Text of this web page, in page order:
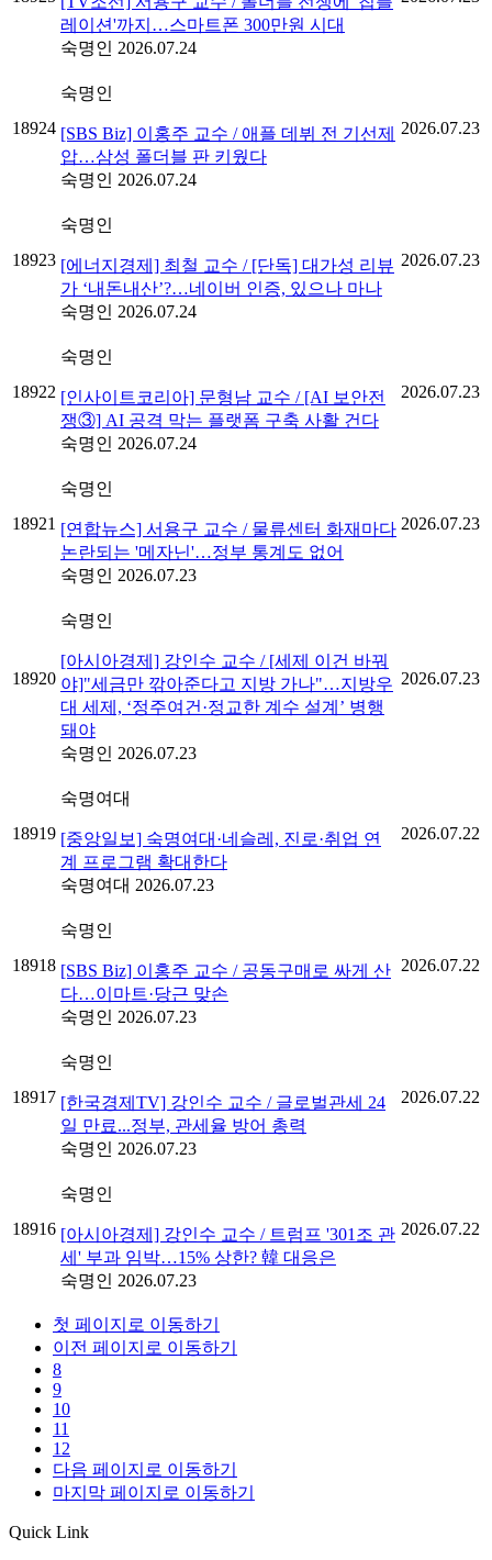
레이션'까지…스마트폰 300만원 시대
숙명인 2026.07.24
18924
숙명인
[SBS Biz] 이홍주 교수 / 애플 데뷔 전 기선제
압…삼성 폴더블 판 키웠다
숙명인 2026.07.24
2026.07.23
18923
숙명인
[에너지경제] 최철 교수 / [단독] 대가성 리뷰
가 ‘내돈내산’?…네이버 인증, 있으나 마나
숙명인 2026.07.24
2026.07.23
18922
숙명인
[인사이트코리아] 문형남 교수 / [AI 보안전
쟁③] AI 공격 막는 플랫폼 구축 사활 건다
숙명인 2026.07.24
2026.07.23
18921
숙명인
[연합뉴스] 서용구 교수 / 물류센터 화재마다
논란되는 '메자닌'…정부 통계도 없어
숙명인 2026.07.23
2026.07.23
18920
숙명인
[아시아경제] 강인수 교수 / [세제 이건 바꿔
야]"세금만 깎아준다고 지방 가나"…지방우
대 세제, ‘정주여건·정교한 계수 설계’ 병행
돼야
숙명인 2026.07.23
2026.07.23
18919
숙명여대
[중앙일보] 숙명여대·네슬레, 진로·취업 연
계 프로그램 확대한다
숙명여대 2026.07.23
2026.07.22
18918
숙명인
[SBS Biz] 이홍주 교수 / 공동구매로 싸게 산
다…이마트·당근 맞손
숙명인 2026.07.23
2026.07.22
18917
숙명인
[한국경제TV] 강인수 교수 / 글로벌관세 24
일 만료...정부, 관세율 방어 총력
숙명인 2026.07.23
2026.07.22
18916
숙명인
[아시아경제] 강인수 교수 / 트럼프 '301조 관
세' 부과 임박…15% 상한? 韓 대응은
숙명인 2026.07.23
2026.07.22
첫 페이지로 이동하기
이전 페이지로 이동하기
8
9
10
11
12
다음 페이지로 이동하기
마지막 페이지로 이동하기
Quick Link